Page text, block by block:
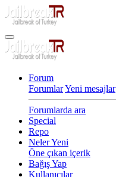
Forum
ForumlarYeni mesajlar
Forumlarda ara
Special
Repo
Neler Yeni
Öne çıkan içerik
Bağış Yap
Kullanıcılar